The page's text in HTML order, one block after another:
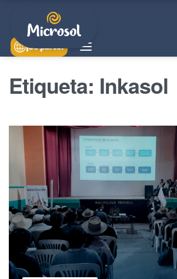
¡Sé parte!
Etiqueta: Inkasol